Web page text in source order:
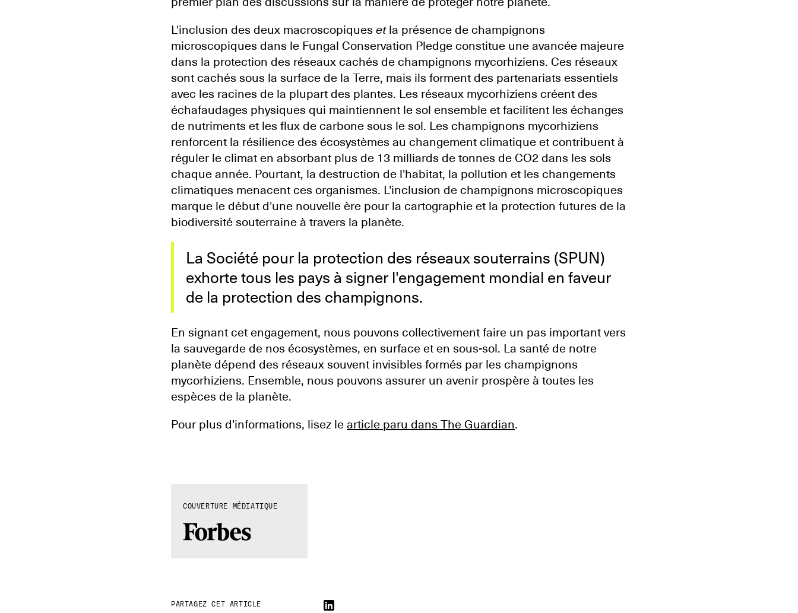
L'inclusion des deux macroscopiques etla présence de champignons
microscopiques dans le Fungal Conservation Pledge constitue une avancée majeure
dans la protection des réseaux cachés de champignons mycorhiziens. Ces réseaux
sont cachés sous la surface de la Terre, mais ils forment des partenariats essentiels
avec les racines de la plupart des plantes. Les réseaux mycorhiziens créent des
échafaudages physiques qui maintiennent le sol ensemble et facilitent les échanges
de nutriments et les flux de carbone sous le sol. Les champignons mycorhiziens
renforcent la résilience des écosystèmes au changement climatique et contribuent à
réguler le climat en absorbant plus de 13 milliards de tonnes de CO2 dans les sols
chaque année. Pourtant, la destruction de l'habitat, la pollution et les changements
climatiques menacent ces organismes. L'inclusion de champignons microscopiques
marque le début d'une nouvelle ère pour la cartographie et la protection futures de la
biodiversité souterraine à travers la planète.
La Société pour la protection des réseaux souterrains (SPUN)
exhorte tous les pays à signer l'engagement mondial en faveur
de la protection des champignons.
En signant cet engagement, nous pouvons collectivement faire un pas important vers
la sauvegarde de nos écosystèmes, en surface et en sous-sol. La santé de notre
planète dépend des réseaux souvent invisibles formés par les champignons
mycorhiziens. Ensemble, nous pouvons assurer un avenir prospère à toutes les
espèces de la planète.
Pour plus d'informations, lisez le article paru dans The Guardian.
COUVERTURE MÉDIATIQUE
PARTAGEZ CET ARTICLE